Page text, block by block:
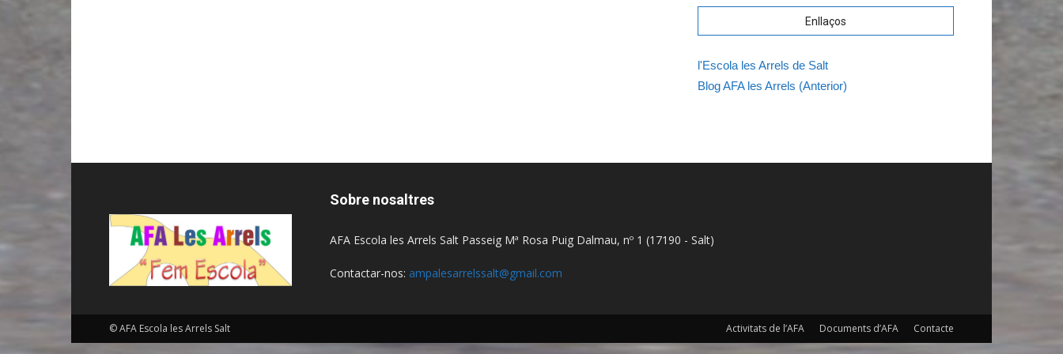
Enllaços
l'Escola les Arrels de Salt
Blog AFA les Arrels (Anterior)
Sobre nosaltres
AFA Escola les Arrels Salt Passeig Mª Rosa Puig Dalmau, nº 1 (17190 - Salt)
Contactar-nos: ampalesarrelssalt@gmail.com
Activitats de l’AFA Documents d’AFA Contacte
© AFA Escola les Arrels Salt